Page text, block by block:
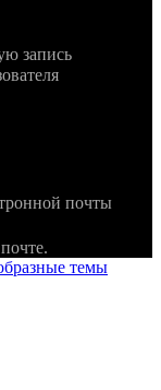
запись
почты
темы